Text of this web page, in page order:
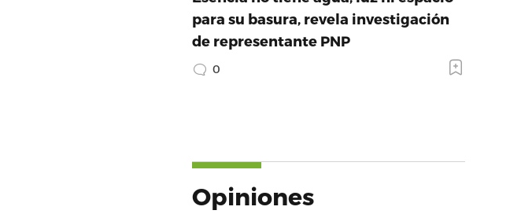
para su basura, revela investigación
de representante PNP
0
Opiniones